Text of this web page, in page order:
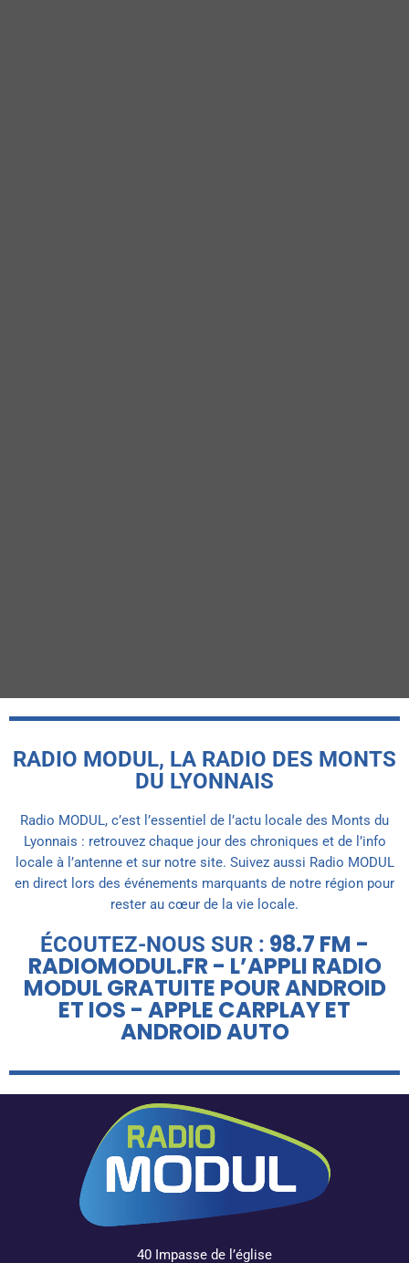
RADIO MODUL, LA RADIO DES MONTS
DU LYONNAIS
Radio MODUL, c’est l’essentiel de l’actu locale des Monts du
Lyonnais : retrouvez chaque jour des chroniques et de l’info
locale à l’antenne et sur notre site. Suivez aussi Radio MODUL
en direct lors des événements marquants de notre région pour
rester au cœur de la vie locale.
ÉCOUTEZ-NOUS SUR : 98.7 FM -
RADIOMODUL.FR - L’APPLI RADIO
MODUL GRATUITE POUR ANDROID
ET IOS - APPLE CARPLAY ET
ANDROID AUTO
40 Impasse de l’église